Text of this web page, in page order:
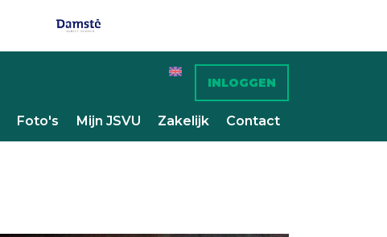
Foto's Mijn JSVU Zakelijk Contact
INLOGGEN